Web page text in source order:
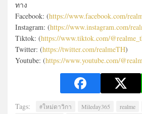
ทาง
Facebook: (https://www.facebook.com/
Instagram: (https://www.instagram.com/
Tiktok: (https://www.tiktok.com/
Twitter: (https://twitter.com/realmeTH)
Youtube: (https://www.youtube.com/
Tags: #ใหม่ดาวิกา Mileday365 realme